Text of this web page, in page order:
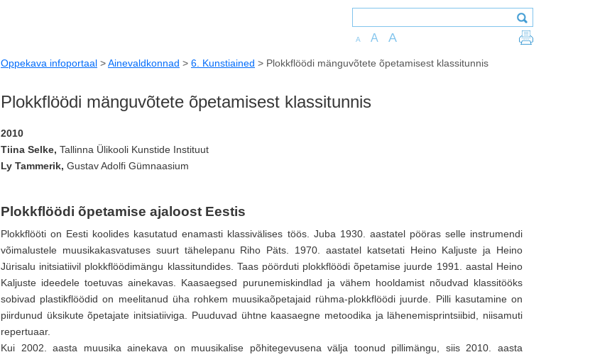
A A A
Oppekava infoportaal >Ainevaldkonnad > 6. Kunstiained > Plokkflöödi mänguvõtete õpetamisest klassitunnis
Plokkflöödi mänguvõtete õpetamisest klassitunnis
2010
Tiina Selke, Tallinna Ülikooli Kunstide Instituut
Ly Tammerik, Gustav Adolfi Gümnaasium
Plokkflöödi õpetamise ajaloost Eestis
Plokkflööti on Eesti koolides kasutatud enamasti klassivälises töös. Juba 1930. aastatel pööras selle instrumendi
võimalustele muusikakasvatuses suurt tähelepanu Riho Päts. 1970. aastatel katsetati Heino Kaljuste ja Heino
Jürisalu initsiatiivil plokkflöödimängu klassitundides. Taas pöörduti plokkflöödi õpetamise juurde 1991. aastal Heino
Kaljuste ideedele toetuvas ainekavas. Kaasaegsed purunemiskindlad ja vähem hooldamist nõudvad klassitööks
sobivad plastikflöödid on meelitanud üha rohkem muusikaõpetajaid rühma-plokkflöödi juurde. Pilli kasutamine on
piirdunud üksikute õpetajate initsiatiiviga. Puuduvad ühtne kaasaegne metoodika ja lähenemisprintsiibid, niisamuti
repertuaar.
Kui 2002. aasta muusika ainekava on muusikalise põhitegevusena välja toonud pillimängu, siis 2010. aasta